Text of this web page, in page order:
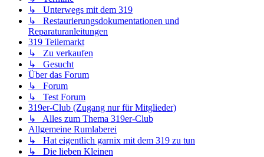
↳ Unterwegs mit dem 319
↳ Restaurierungsdokumentationen und
Reparaturanleitungen
319 Teilemarkt
↳ Zu verkaufen
↳ Gesucht
Über das Forum
↳ Forum
↳ Test Forum
319er-Club (Zugang nur für Mitglieder)
↳ Alles zum Thema 319er-Club
Allgemeine Rumlaberei
↳ Hat eigentlich garnix mit dem 319 zu tun
↳ Die lieben Kleinen